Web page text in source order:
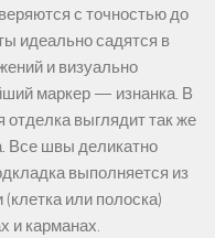
с точностью до
идеально садятся в
и визуально
маркер — изнанка. В
отделка выглядит так же
Все швы деликатно
выполняется из
или полоска)
и карманах.